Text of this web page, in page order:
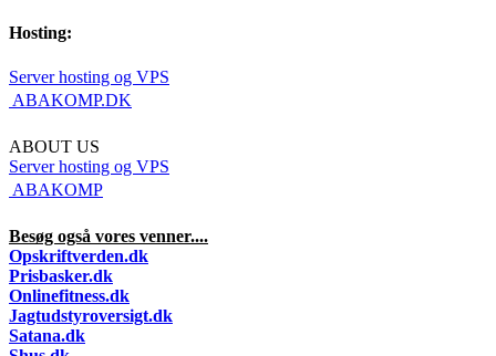
Hosting:
Server hosting og VPS
 ABAKOMP.DK
ABOUT US
Server hosting og VPS
 ABAKOMP
Besøg også vores venner....
Opskriftverden.dk
Prisbasker.dk
Onlinefitness.dk
Jagtudstyroversigt.dk
Satana.dk